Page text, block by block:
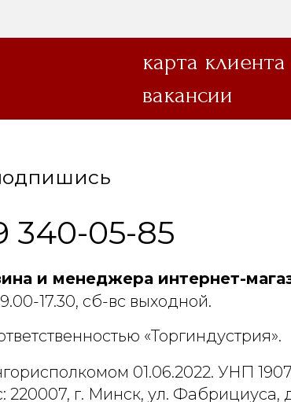
карта клиента
вакансии
340-05-85
и менеджера интернет-
17.30, сб-вс выходной.
«Торгиндустрия».
01.06.2022. УНП
г. Минск, ул. Фабрициуса,